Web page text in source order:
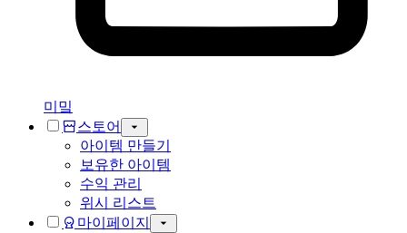
미밐
스토어
아이템 만들기
보유한 아이템
수익 관리
위시 리스트
마이페이지